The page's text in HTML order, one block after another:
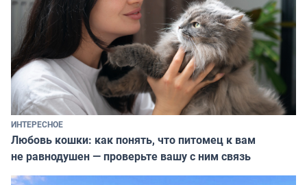
ИНТЕРЕСНОЕ
Любовь кошки: как понять, что питомец к вам
не равнодушен — проверьте вашу с ним связь